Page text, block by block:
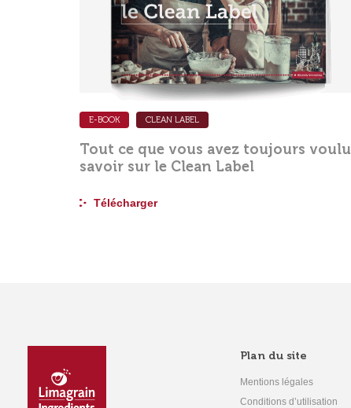
E-BOOK CLEAN LABEL
Tout ce que vous avez toujours voulu
savoir sur le Clean Label
Télécharger
Plan du site
Mentions légales
Conditions d’utilisation